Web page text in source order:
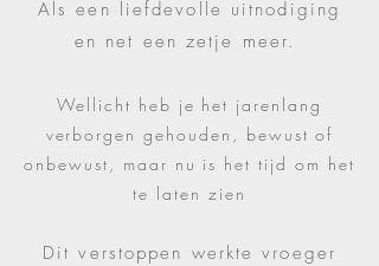
Als een liefdevolle uitnodiging
en net een zetje meer.
Wellicht heb je het jarenlang
verborgen gehouden, bewust of
onbewust, maar nu is het tijd om het
te laten zien
Dit verstoppen werkte vroeger